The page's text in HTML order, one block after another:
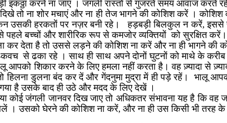
इकठ्ठा करने ना जाए । जंगली रास्तों से गुजरते समय आवाज करते
तो ना शोर मचाएं और ना ही तेज भागने की कोशिश करें ।
उसकी हरकतों पर नज़र बनी रहे। हड़बड़ी बिलकुल न करें, इससे
बच्चों और शारीरिक रूप से कमजोर व्यक्तियों को सुरक्षित करें।
देता है तो उससे लड़ने की कोशिश ना करें और ना ही भागने की
कवच से ढका रहे । साथ ही साथ अपने दोनों घुटनों को माथे के
आपको शिकार करने के लिए हमला नहीं करता है। वह ज़्यादा से
हिलना डुलना बंद कर दें और गेंदनुमा मुद्रा में ही पड़े रहें। भालू
है उसके बाद ही उठे और मदद के लिए देखें ।
कोई जंगली जानवर दिख जाए तो अधिकतर संभावना यह है कि
। उसको घेरने की कोशिश ना करें, और ना ही उस किसी भी तरह